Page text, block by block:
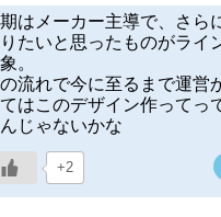
はメーカー主導で、さら
たいと思ったものがライ
。
流れで今に至るまで運営
てはこのデザイン作ってっ
じゃないかな
+2